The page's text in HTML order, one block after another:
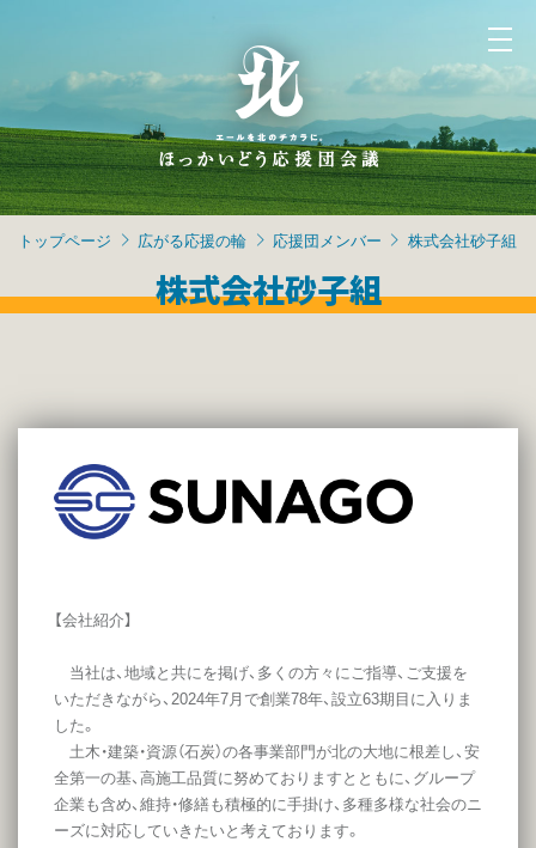
トップページ 広がる応援の輪 応援団メンバー 株式会社砂子組
株式会社砂子組
【会社紹介】
当社は、地域と共にを掲げ、多くの方々にご指導、ご支援を
いただきながら、2024年7月で創業78年、設立63期目に入りま
した。
土木・建築・資源（石炭）の各事業部門が北の大地に根差し、安
全第一の基、高施工品質に努めておりますとともに、グループ
企業も含め、維持・修繕も積極的に手掛け、多種多様な社会のニ
ーズに対応していきたいと考えております。